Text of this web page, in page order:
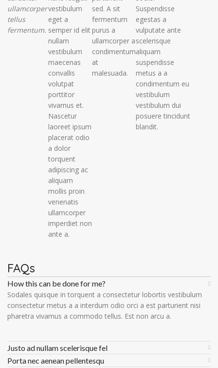
ullamcorper
tellus
fermentum.
vestibulum
eget a
semper id elit
nullam
vestibulum
maecenas
convallis
volutpat
porttitor
vivamus et.
Nascetur
laoreet ipsum
placerat odio
a dolor
torquent
adipiscing ac
aliquam
mollis proin
venenatis
ullamcorper
imperdiet non
ante a.
sed. A sit
fermentum
purus a
ullamcorper a
condimentum
at
malesuada.
Suspendisse
egestas a
vulputate ante
scelerisque
aliquam
suspendisse
metus a a
condimentum eu
vestibulum
vestibulum dui
posuere tincidunt
blandit.
FAQs
How this can be done for me?
Sodales quisque in torquent a consectetur lobortis vestibulum
consectetur metus a a interdum odio orci a est parturient nisi
pharetra vivamus a commodo tellus. Est non arcu a.
Justo ad nullam scelerisque fel
Porta nec aenean pellentesqu